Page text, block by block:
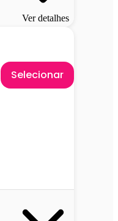
Ver detalhes
Selecionar